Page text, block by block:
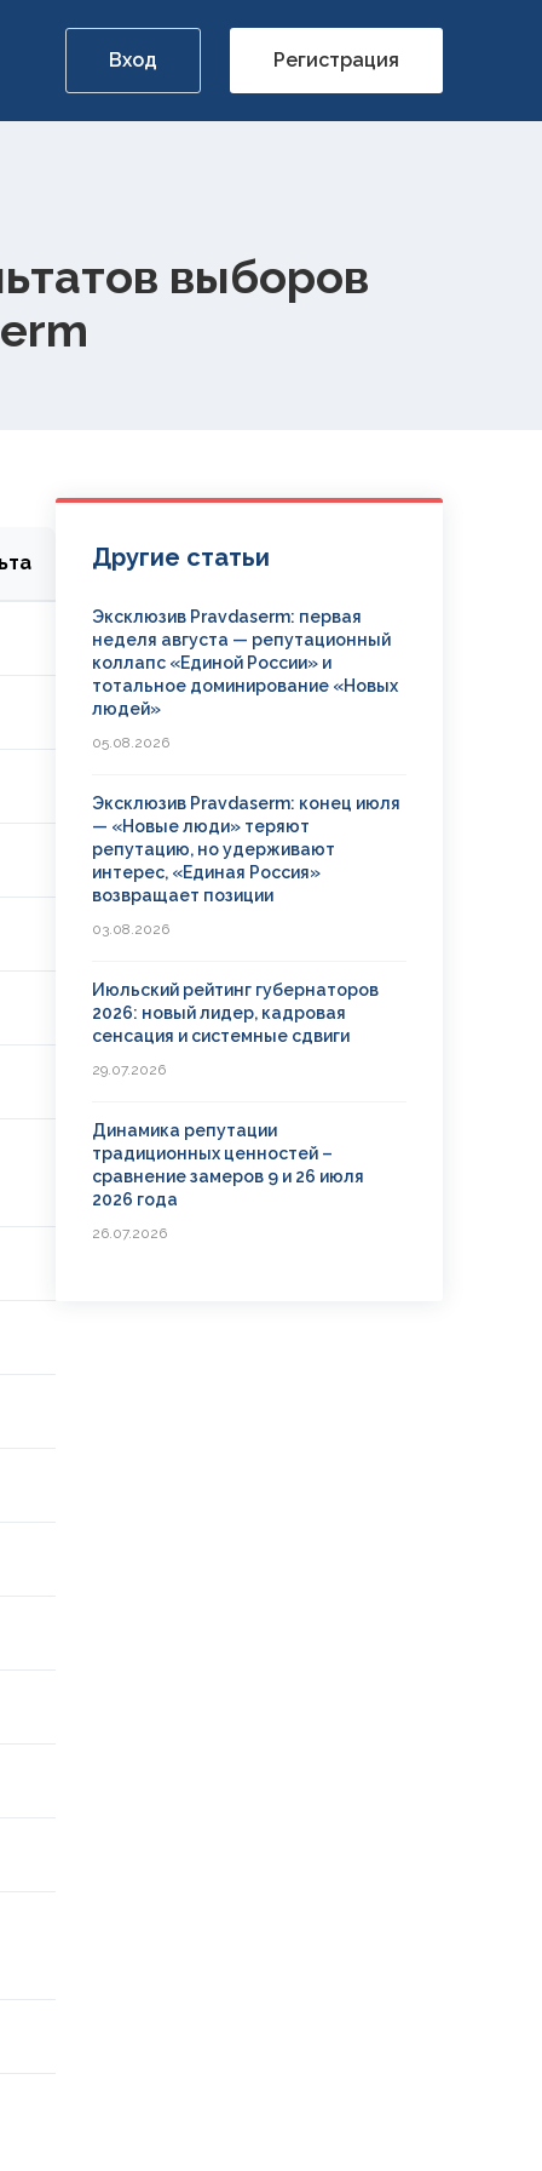
Вход Регистрация
выборов
Другие статьи
Эксклюзив Pravdaserm: первая
неделя августа — репутационный
коллапс «Единой России» и
тотальное доминирование «Новых
людей»
05.08.2026
Эксклюзив Pravdaserm: конец июля
— «Новые люди» теряют
репутацию, но удерживают
интерес, «Единая Россия»
возвращает позиции
03.08.2026
Июльский рейтинг губернаторов
2026: новый лидер, кадровая
сенсация и системные сдвиги
29.07.2026
Динамика репутации
традиционных ценностей –
сравнение замеров 9 и 26 июля
2026 года
26.07.2026